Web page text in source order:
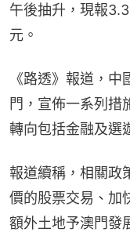
午後抽升，現報
元。
《路透》報道，
門，宣佈一系列措
轉向包括金融及選
報道續稱，相關政
價的股票交易、加
額外土地予澳門發